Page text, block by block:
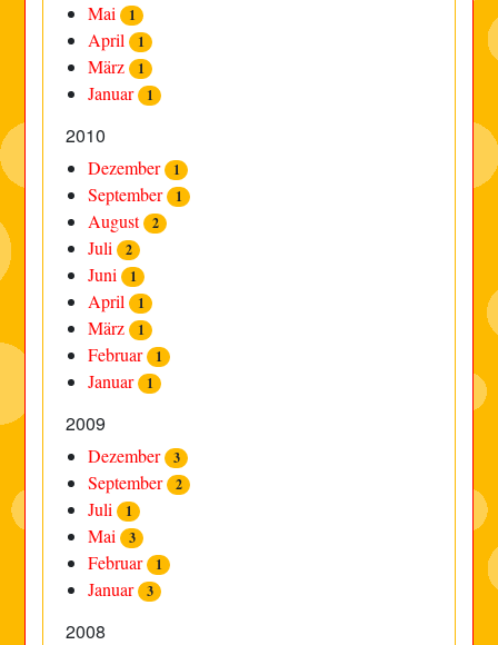
Mai 1
April 1
März 1
Januar 1
2010
Dezember 1
September 1
August 2
Juli 2
Juni 1
April 1
März 1
Februar 1
Januar 1
2009
Dezember 3
September 2
Juli 1
Mai 3
Februar 1
Januar 3
2008